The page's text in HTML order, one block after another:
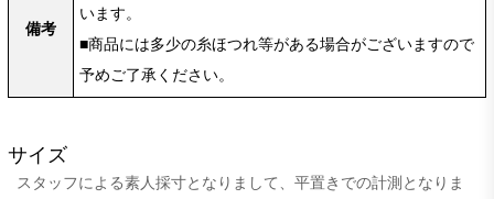
備考
います。
■商品には多少の糸ほつれ等がある場合がございますので
予めご了承ください。
サイズ
スタッフによる素人採寸となりまして、平置きでの計測となりま